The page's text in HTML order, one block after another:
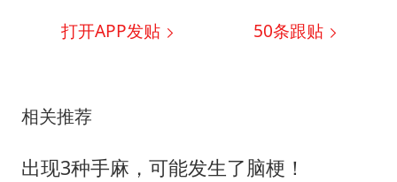
打开APP发贴 50条跟贴
相关推荐
出现3种手麻，可能发生了脑梗！